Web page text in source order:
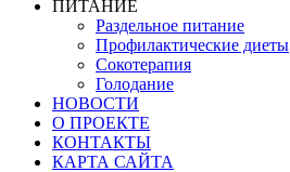
ПИТАНИЕ
Раздельное питание
Профилактические диеты
Сокотерапия
Голодание
НОВОСТИ
О ПРОЕКТЕ
КОНТАКТЫ
КАРТА САЙТА